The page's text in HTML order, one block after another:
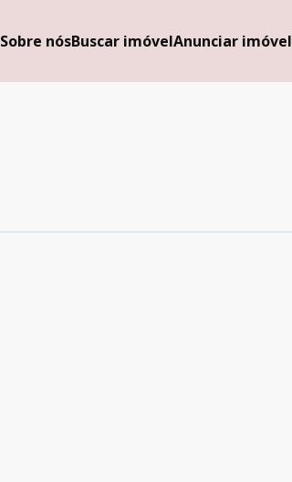
Sobre nósBuscar imóvelAnunciar imóvel